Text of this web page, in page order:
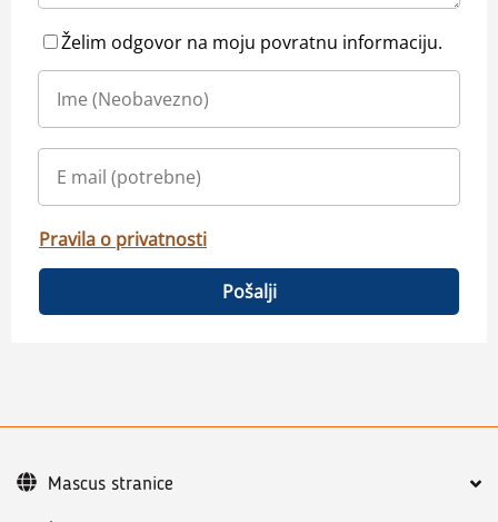
Želim odgovor na moju povratnu informaciju.
Pravila o privatnosti
Pošalji
Mascus stranice